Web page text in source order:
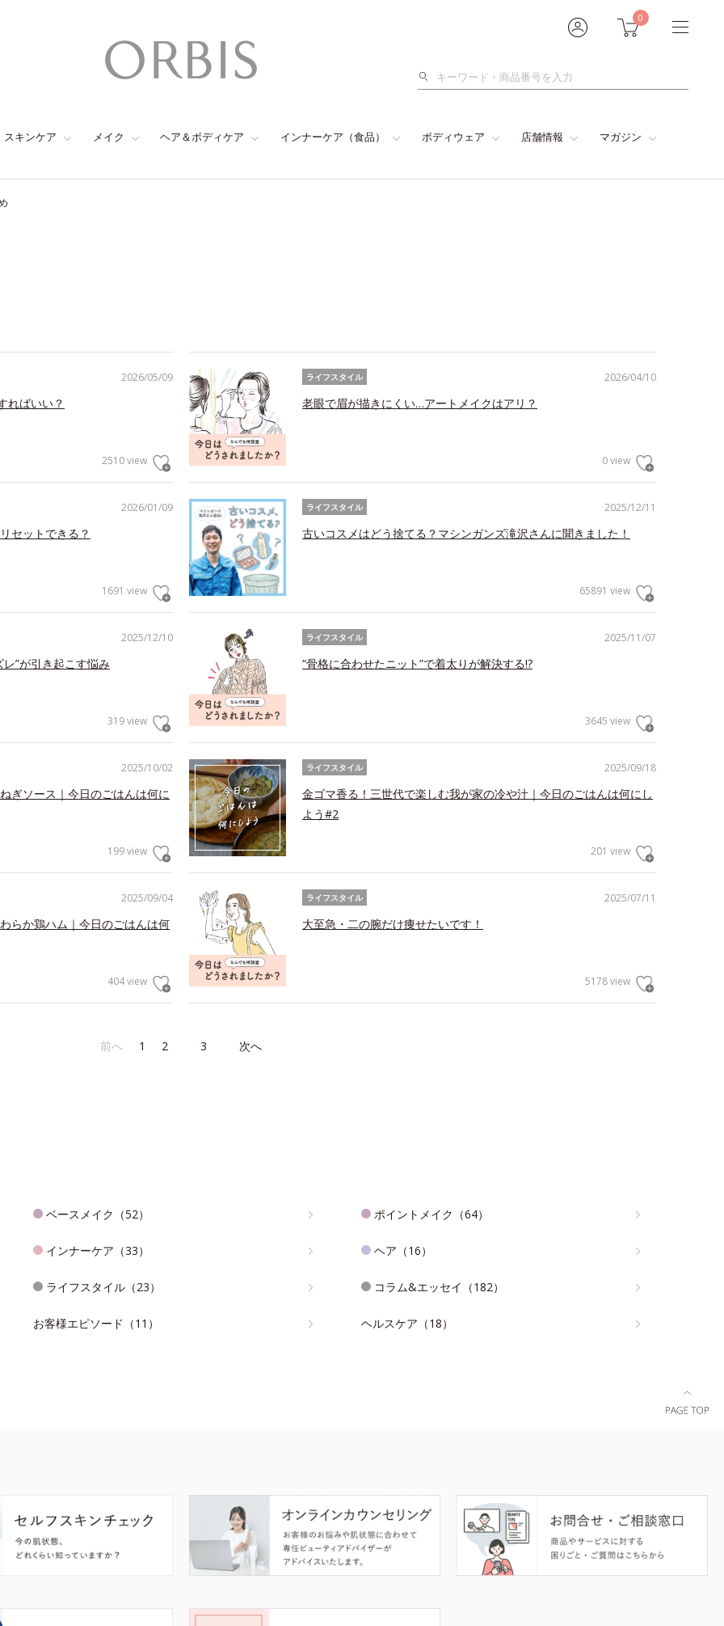
0
検
スキンケア メイク ヘア＆ボディケア インナーケア（食品） ボディウェア 店舗情報 マガジン
2026/05/09
ればいい？
2510 view
2026/04/10
ライフスタイル
老眼で眉が描きにくい…アートメイクはアリ？
0 view
2026/01/09
セットできる？
1691 view
2025/12/11
ライフスタイル
古いコスメはどう捨てる？マシンガンズ滝沢さんに聞きました！
65891 view
2025/12/10
”が引き起こす悩み
319 view
2025/11/07
ライフスタイル
“骨格に合わせたニット”で着太りが解決する!?
3645 view
2025/10/02
ぎソース｜今日のごはんは何に
199 view
2025/09/18
ライフスタイル
金ゴマ香る！三世代で楽しむ我が家の冷や汁｜今日のごはんは何にし
よう#2
201 view
2025/09/04
らか鶏ハム｜今日のごはんは何
404 view
2025/07/11
ライフスタイル
大至急・二の腕だけ痩せたいです！
5178 view
前へ 1 2 3 次へ
ベースメイク（52） ポイントメイク（64）
インナーケア（33） ヘア（16）
ライフスタイル（23） コラム&エッセイ（182）
お客様エピソード（11） ヘルスケア（18）